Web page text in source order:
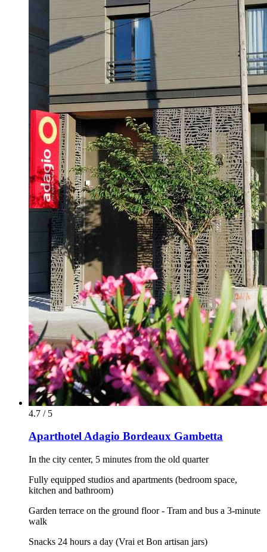
4.7 / 5
Aparthotel Adagio Bordeaux Gambetta
In the city center, 5 minutes from the old quarter
Fully equipped studios and apartments (bedroom space,
kitchen and bathroom)
Garden terrace on the ground floor - Tram and bus a 3-minute
walk
Snacks 24 hours a day (Vrai et Bon artisan jars)